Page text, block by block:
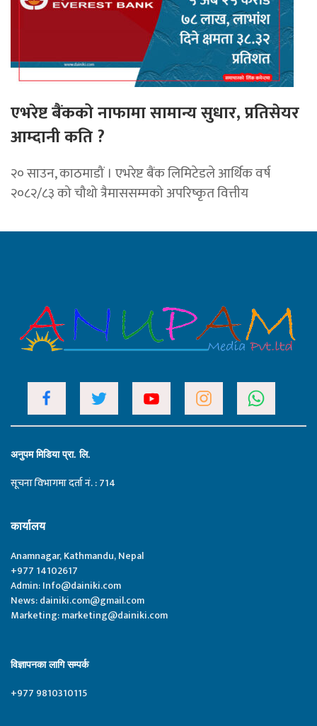
एभरेष्ट बैंकको नाफामा सामान्य सुधार, प्रतिसेयर
आम्दानी कति ?
२० साउन, काठमाडौं । एभरेष्ट बैंक लिमिटेडले आर्थिक वर्ष
२०८२/८३ को चौथो त्रैमाससम्मको अपरिष्कृत वित्तीय
अनुपम मिडिया प्रा. लि.
सूचना विभागमा दर्ता नं. : 714
कार्यालय
Anamnagar, Kathmandu, Nepal
+977 14102617
Admin:Info@dainiki.com
News:dainiki.com@gmail.com
Marketing:marketing@dainiki.com
विज्ञापनका लागि सम्पर्क
+977 9810310115